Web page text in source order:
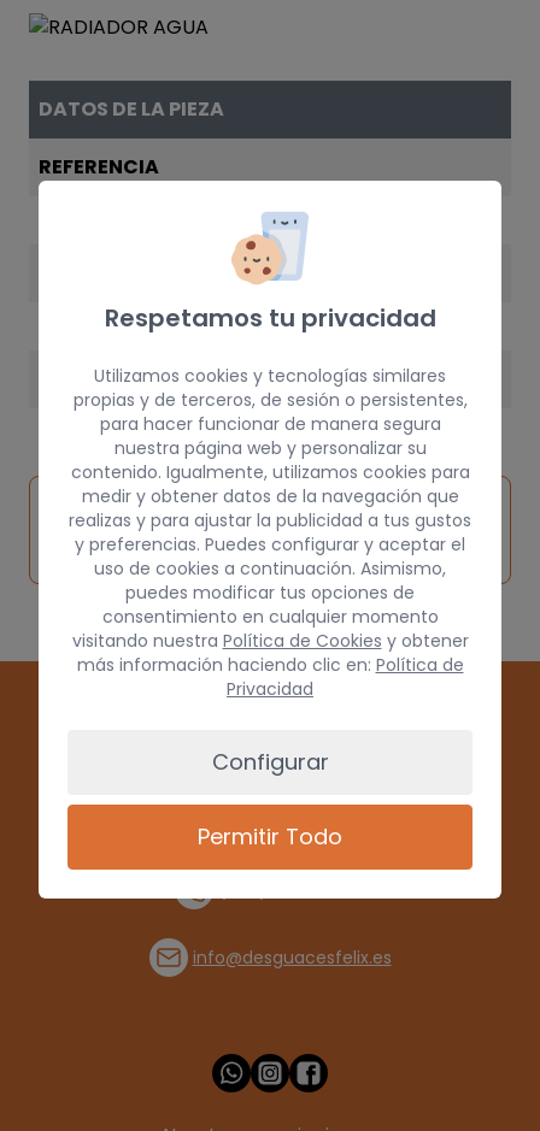
DATOS DE LA PIEZA
REFERENCIA
Inspeccionar
vehículo de
origen
Solicitar
pieza
Consultar
por
info@desguacesfelix.es
Respetamos tu privacidad
Utilizamos cookies y tecnologías similares
propias y de terceros, de sesión o persistentes,
para hacer funcionar de manera segura
nuestra página web y personalizar su
contenido. Igualmente, utilizamos cookies para
medir y obtener datos de la navegación que
realizas y para ajustar la publicidad a tus gustos
y preferencias. Puedes configurar y aceptar el
uso de cookies a continuación. Asimismo,
puedes modificar tus opciones de
consentimiento en cualquier momento
visitando nuestra Política de Cookies y obtener
más información haciendo clic en: Política de
Privacidad
Configurar
Permitir Todo